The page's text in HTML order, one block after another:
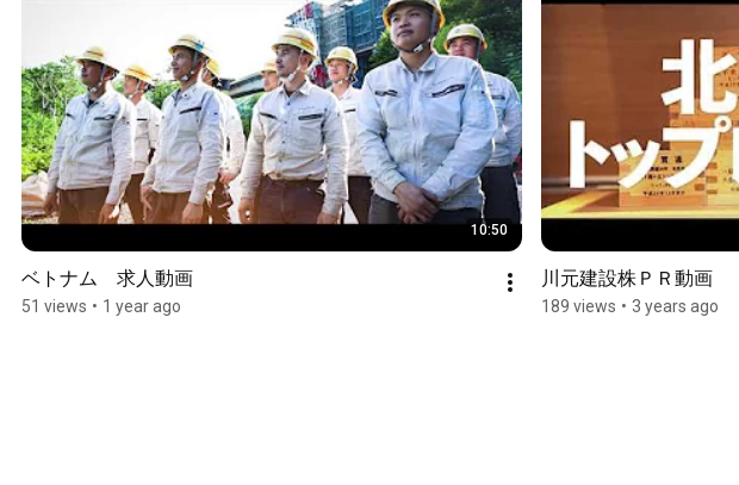
10:50
ベトナム　求人動画
51 views • 1 year ago
川元建設株ＰＲ動画
189 views • 3 years ago